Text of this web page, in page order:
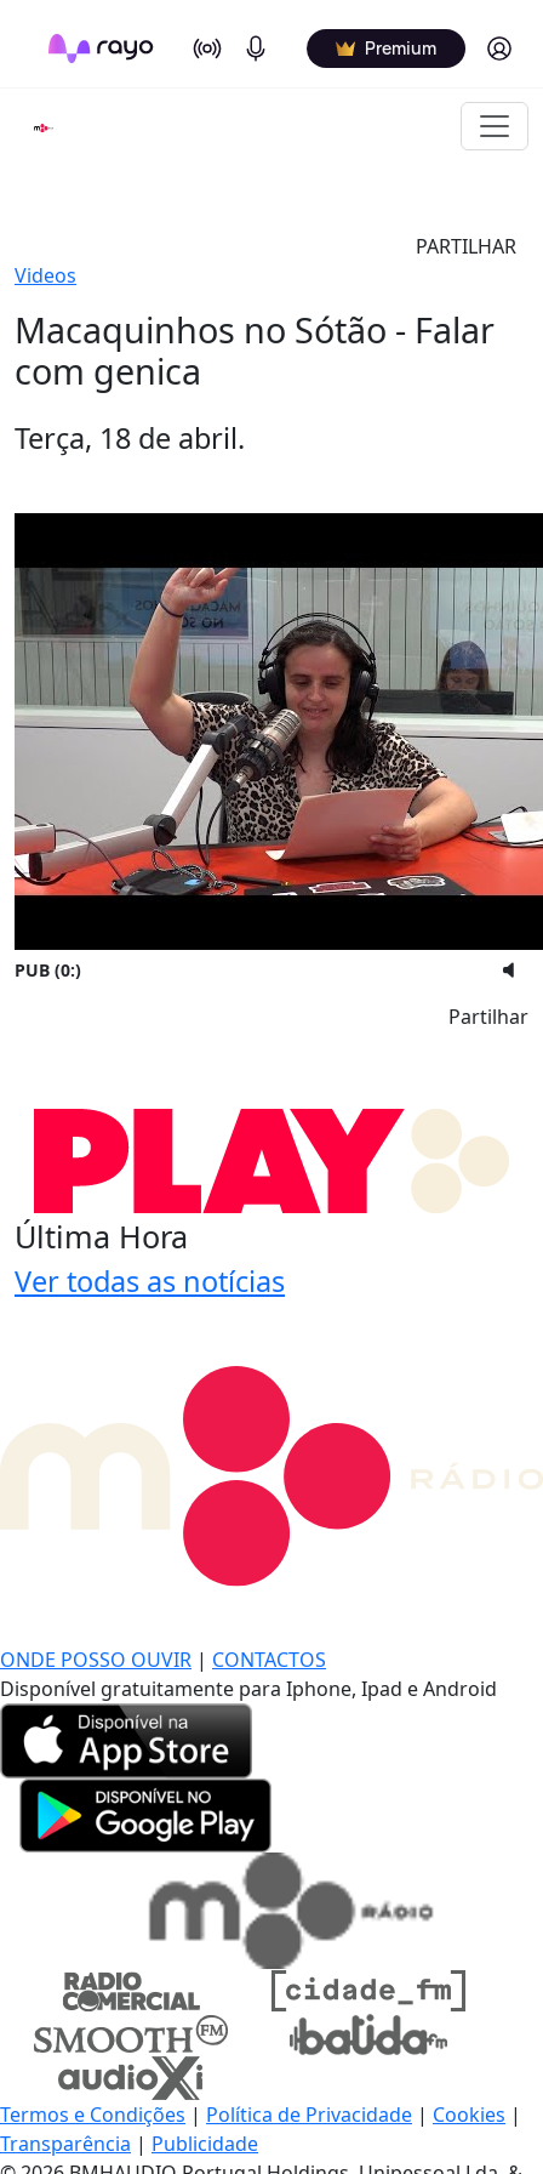
On Air Podcasts Premium Log in
PARTILHAR
Videos
Macaquinhos no Sótão - Falar
com genica
Terça, 18 de abril.
PUB (0:)
Partilhar
Última Hora
Ver todas as notícias
ONDE POSSO OUVIR | CONTACTOS
Disponível gratuitamente para Iphone, Ipad e Android
Termos e Condições | Política de Privacidade | Cookies |
Transparência | Publicidade